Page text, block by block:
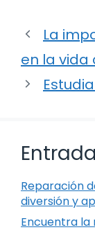
La
en la vida
Reparación
diversión y
Encuentra la